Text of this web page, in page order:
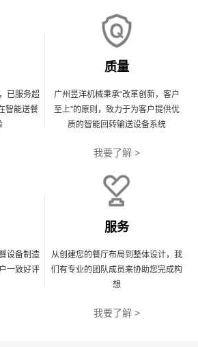
已服务超
智能送餐
质量
广州昱洋机械秉承“改革创新，客户
至上”的原则，致力于为客户提供优
质的智能回转输送设备系统
我要了解 >
设备制造
一致好评
服务
从创建您的餐厅布局到整体设计，我
们有专业的团队成员来协助您完成构
想
我要了解 >